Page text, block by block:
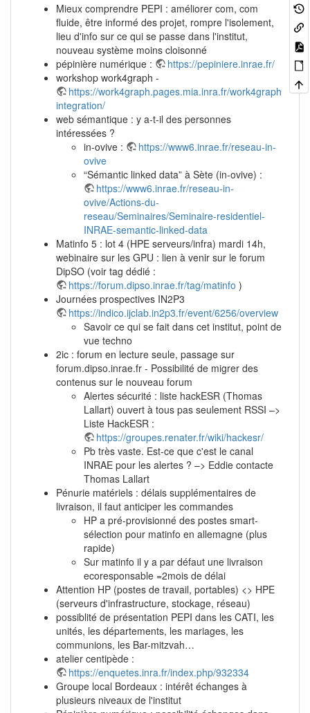
Mieux comprendre PEPI : améliorer com, com
fluide, être informé des projet, rompre l'isolement,
lieu d'info sur ce qui se passe dans l'institut,
nouveau système moins cloisonné
pépinière numérique :
https://pepiniere.inrae.fr/
workshop work4graph -
https://work4graph.pages.mia.inra.fr/work4graph-
integration/
web sémantique : y a-t-il des personnes
intéressées ?
in-ovive :
https://www6.inrae.fr/reseau-in-
ovive
“Sémantic linked data” à Sète (in-ovive) :
https://www6.inrae.fr/reseau-in-
ovive/Actions-du-
reseau/Seminaires/Seminaire-residentiel-
INRAE-semantic-linked-data
Matinfo 5 : lot 4 (HPE serveurs/infra) mardi 14h,
webinaire sur les GPU : lien à venir sur le forum
DipSO (voir tag dédié :
https://forum.dipso.inrae.fr/tag/matinfo )
Journées prospectives IN2P3
https://indico.ijclab.in2p3.fr/event/6256/overview
Savoir ce qui se fait dans cet institut, point de
vue techno
2ic : forum en lecture seule, passage sur
forum.dipso.inrae.fr - Possibilité de migrer des
contenus sur le nouveau forum
Alertes sécurité : liste hackESR (Thomas
Lallart) ouvert à tous pas seulement RSSI –>
Liste HackESR :
https://groupes.renater.fr/wiki/hackesr/
Pb très vaste. Est-ce que c'est le canal
INRAE pour les alertes ? –> Eddie contacte
Thomas Lallart
Pénurie matériels : délais supplémentaires de
livraison, il faut anticiper les commandes
HP a pré-provisionné des postes smart-
sélection pour matinfo en allemagne (plus
rapide)
Sur matinfo il y a par défaut une livraison
ecoresponsable =2mois de délai
Attention HP (postes de travail, portables) <> HPE
(serveurs d'infrastructure, stockage, réseau)
possiblité de présentation PEPI dans les CATI, les
unités, les départements, les mariages, les
communions, les Bar-mitzvah…
atelier centipède :
https://enquetes.inra.fr/index.php/932334
Groupe local Bordeaux : intérêt échanges à
plusieurs niveaux de l'institut